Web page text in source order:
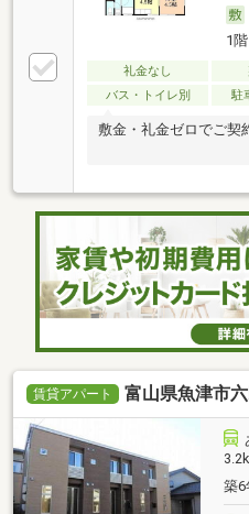
1
礼金なし
バス・トイレ別
駐
敷金・礼金ゼロでご契
賃貸アパート 富山県魚津市
築6